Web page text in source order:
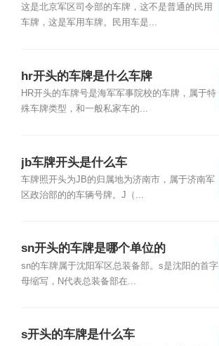
这是北京军区司令部的车牌，这不是普通的民用
车牌，这是军用车牌。民用车是...
hr开头的车牌是什么车牌
HR开头的车牌号是海军军事院校的车牌，属于特
殊车牌类型，和一般私家车的...
jb车牌开头是什么车
车牌照开头为JB的归属地为济南市，属于济南军
区政治部的的车辆号牌。J（...
sn开头的车牌是哪个单位的
sn的车牌属于沈阳军区总装备部。s是沈阳的首字
母缩写，N代表总装备部在...
s开头的车牌是什么车